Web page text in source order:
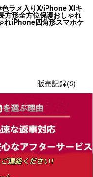
ラメ入りX/iPhone XIキ
方形全方位保護おしゃれ
れiPhone四角形スマホケ
販売記録(0)